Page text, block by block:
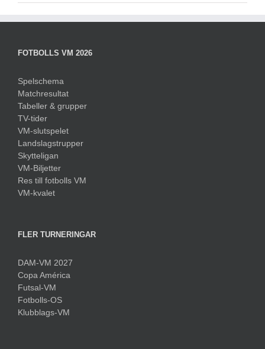
FOTBOLLS VM 2026
Spelschema
Matchresultat
Tabeller & grupper
TV-tider
VM-slutspelet
Landslagstrupper
Skytteligan
VM-Biljetter
Res till fotbolls VM
VM-kvalet
FLER TURNERINGAR
DAM-VM 2027
Copa América
Futsal-VM
Fotbolls-OS
Klubblags-VM